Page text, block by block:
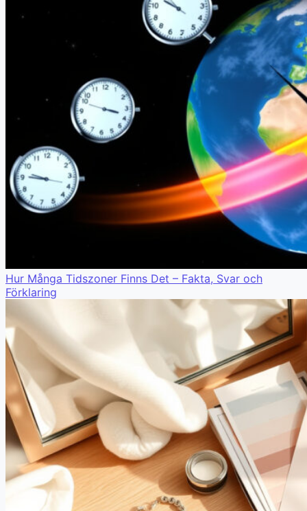
Hur Många Tidszoner Finns Det – Fakta, Svar och
Förklaring